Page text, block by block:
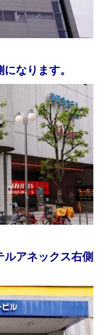
なります。
アネックス右側